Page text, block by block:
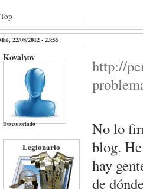
Top
22/08/2012 - 23:55
Kovalyov
Desconectado
Legionario
http://
No lo
blog.
hay
de